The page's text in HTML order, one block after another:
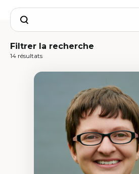
Search
Filtrer la recherche
14 résultats